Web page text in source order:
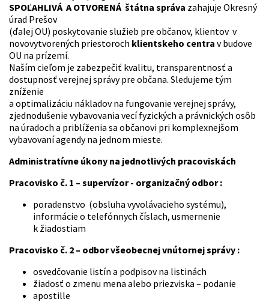
SPOĽAHLIVÁ A OTVORENÁ štátna správa zahajuje Okresný
úrad Prešov
(ďalej OU) poskytovanie služieb pre občanov, klientov v
novovytvorených priestoroch klientskeho centra v budove
OU na prízemí.
Naším cieľom je zabezpečiť kvalitu, transparentnosť a
dostupnosť verejnej správy pre občana. Sledujeme tým
zníženie
a optimalizáciu nákladov na fungovanie verejnej správy,
zjednodušenie vybavovania vecí fyzických a právnických osôb
na úradoch a priblíženia sa občanovi pri komplexnejšom
vybavovaní agendy na jednom mieste.
Administratívne úkony na jednotlivých pracoviskách
Pracovisko č. 1 – supervízor - organizačný odbor :
poradenstvo (obsluha vyvolávacieho systému),
informácie o telefónnych číslach, usmernenie
k žiadostiam
Pracovisko č. 2 – odbor všeobecnej vnútornej správy :
osvedčovanie listín a podpisov na listinách
žiadosť o zmenu mena alebo priezviska – podanie
apostille